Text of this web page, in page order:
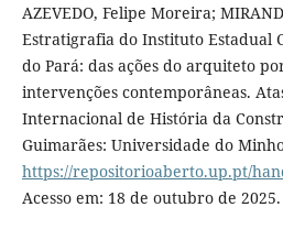
AZEVEDO, Felipe Moreira;
Estratigrafia do Instituto Estadual
do Pará: das ações do arquiteto
intervenções contemporâneas.
Internacional de História da
Guimarães: Universidade do
https://repositorioaberto.up.pt/
Acesso em: 18 de outubro de 2025.